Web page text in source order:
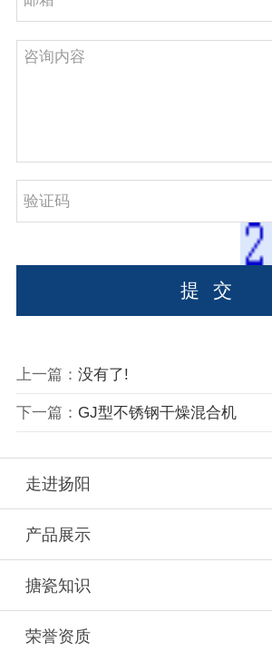
上一篇： 没有了!
下一篇： GJ型不锈钢干燥混合机
走进扬阳
产品展示
搪瓷知识
荣誉资质